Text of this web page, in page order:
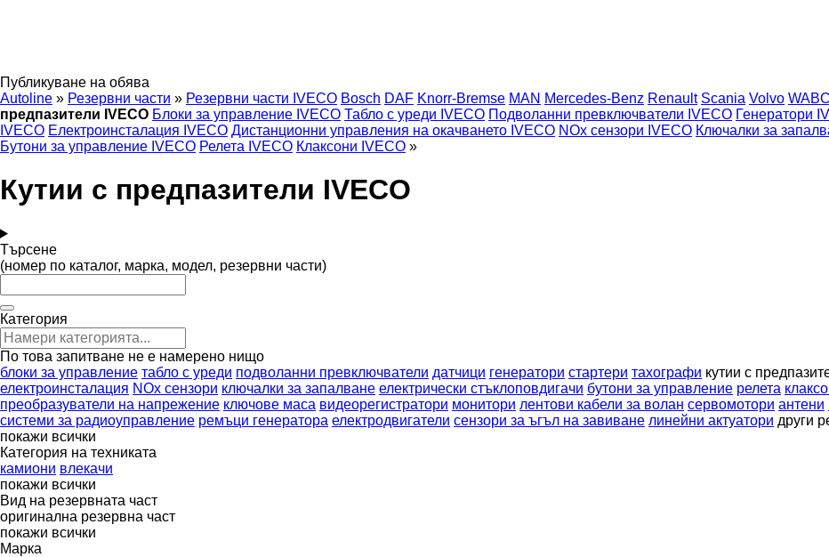
Публикуване на обява
Autoline » Резервни части » Резервни части IVECO Bosch DAF Knorr-Bremse MAN Mercedes-Benz Renault Scania Volvo
предпазители IVECO Блоки за управление IVECO Табло с уреди IVECO Подволанни превключватели IVECO Генератори
IVECO Електроинсталация IVECO Дистанционни управления на окачването IVECO NOx сензори IVECO Ключалки за
Бутони за управление IVECO Релета IVECO Клаксони IVECO »
Кутии с предпазители IVECO
Търсене
(номер по каталог, марка, модел, резервни части)
Категория
По това запитване не е намерено нищо
блоки за управление табло с уреди подволанни превключватели датчици генератори стартери тахографи кутии с
електроинсталация NOx сензори ключалки за запалване електрически стъклоповдигачи бутони за управление релета
преобразуватели на напрежение ключове маса видеорегистратори монитори лентови кабели за волан сервомотори антени
системи за радиоуправление ремъци генератора електродвигатели сензори за ъгъл на завиване линейни актуатори други
покажи всички
Категория на техниката
камиони влекачи
покажи всички
Вид на резервната част
оригинална резервна част
покажи всички
Марка